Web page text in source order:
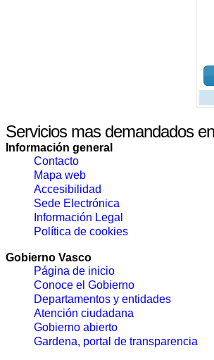
Servicios mas demandados
Información general
Contacto
Mapa web
Accesibilidad
Sede Electrónica
Información Legal
Política de cookies
Gobierno Vasco
Página de inicio
Conoce el Gobierno
Departamentos y entidades
Atención ciudadana
Gobierno abierto
Gardena, portal de transparencia